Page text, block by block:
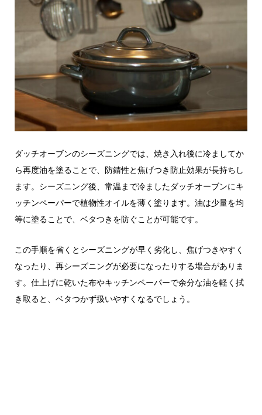
ダッチオーブンのシーズニングでは、焼き入れ後に冷ましてか
ら再度油を塗ることで、防錆性と焦げつき防止効果が長持ちし
ます。シーズニング後、常温まで冷ましたダッチオーブンにキ
ッチンペーパーで植物性オイルを薄く塗ります。油は少量を均
等に塗ることで、ベタつきを防ぐことが可能です。
この手順を省くとシーズニングが早く劣化し、焦げつきやすく
なったり、再シーズニングが必要になったりする場合がありま
す。仕上げに乾いた布やキッチンペーパーで余分な油を軽く拭
き取ると、ベタつかず扱いやすくなるでしょう。